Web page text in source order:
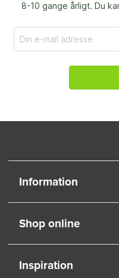
8-10 gange årligt. Du
Information
Shop online
Inspiration